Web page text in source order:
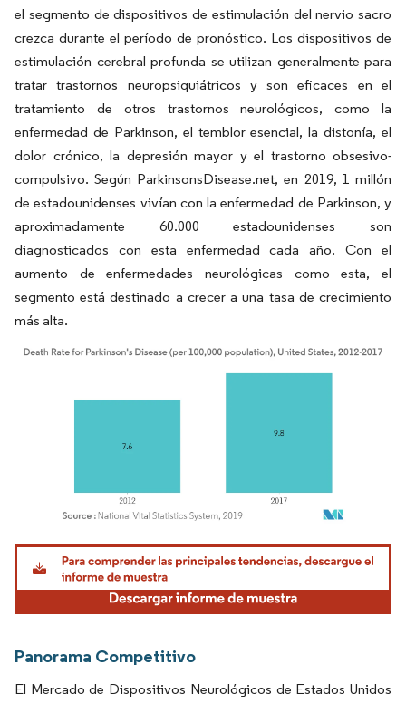
el segmento de dispositivos de estimulación del nervio sacro
crezca durante el período de pronóstico. Los dispositivos de
estimulación cerebral profunda se utilizan generalmente para
tratar trastornos neuropsiquiátricos y son eficaces en el
tratamiento de otros trastornos neurológicos, como la
enfermedad de Parkinson, el temblor esencial, la distonía, el
dolor crónico, la depresión mayor y el trastorno obsesivo-
compulsivo. Según ParkinsonsDisease.net, en 2019, 1 millón
de estadounidenses vivían con la enfermedad de Parkinson, y
aproximadamente 60.000 estadounidenses son
diagnosticados con esta enfermedad cada año. Con el
aumento de enfermedades neurológicas como esta, el
segmento está destinado a crecer a una tasa de crecimiento
más alta.
Imagen © Mordor Intelligence. El uso requiere atribución según CC BY 4.0.
Panorama Competitivo
El Mercado de Dispositivos Neurológicos de Estados Unidos